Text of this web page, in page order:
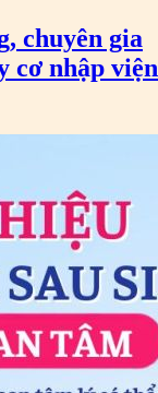
chuyên gia
cơ nhập viện